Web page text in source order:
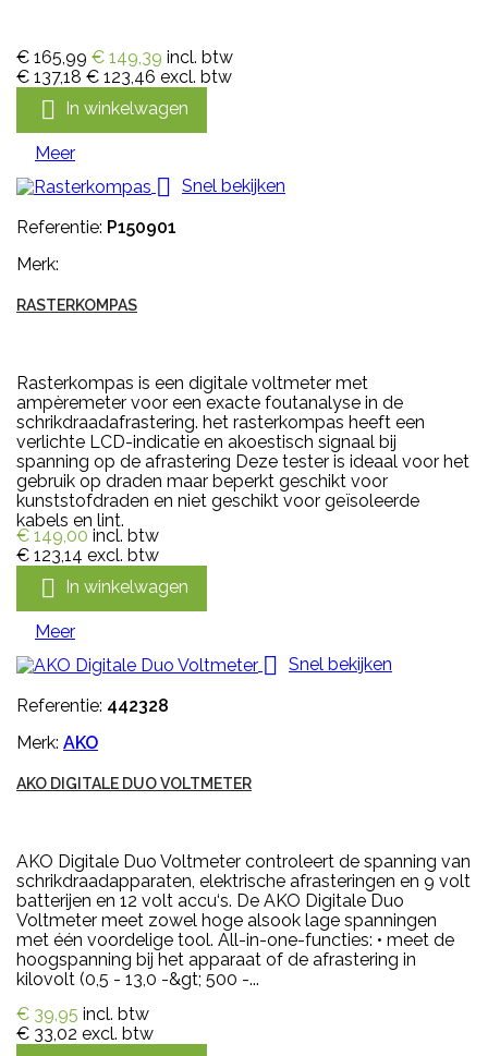
€ 165,99 € 149,39 incl. btw
€ 137,18 € 123,46 excl. btw
 In winkelwagen
Meer

Snel bekijken
Referentie: P150901
Merk:
RASTERKOMPAS
Rasterkompas is een digitale voltmeter met
ampèremeter voor een exacte foutanalyse in de
schrikdraadafrastering. het rasterkompas heeft een
verlichte LCD-indicatie en akoestisch signaal bij
spanning op de afrastering Deze tester is ideaal voor het
gebruik op draden maar beperkt geschikt voor
kunststofdraden en niet geschikt voor geïsoleerde
kabels en lint.
€ 149,00 incl. btw
€ 123,14 excl. btw
 In winkelwagen
Meer

Snel bekijken
Referentie: 442328
Merk: AKO
AKO DIGITALE DUO VOLTMETER
AKO Digitale Duo Voltmeter controleert de spanning van
schrikdraadapparaten, elektrische afrasteringen en 9 volt
batterijen en 12 volt accu‘s. De AKO Digitale Duo
Voltmeter meet zowel hoge alsook lage spanningen
met één voordelige tool. All-in-one-functies: • meet de
hoogspanning bij het apparaat of de afrastering in
kilovolt (0,5 - 13,0 -&gt; 500 -...
€ 39,95 incl. btw
€ 33,02 excl. btw